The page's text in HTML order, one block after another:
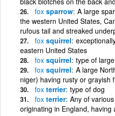
fox sparrow A large
the western United States,
rufous tail and streaked
fox squirrel
eastern United States
fox squirrel type of
fox squirrel A large
niger) having rusty or grayish
fox terrier type of dog
fox terrier Any of
originating in England, having